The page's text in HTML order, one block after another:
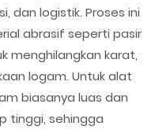
dan logistik. Proses ini
abrasif seperti pasir
menghilangkan karat,
logam. Untuk alat
biasanya luas dan
tinggi, sehingga